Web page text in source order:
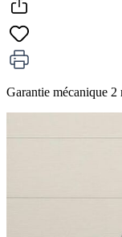
Garantie mécanique 2